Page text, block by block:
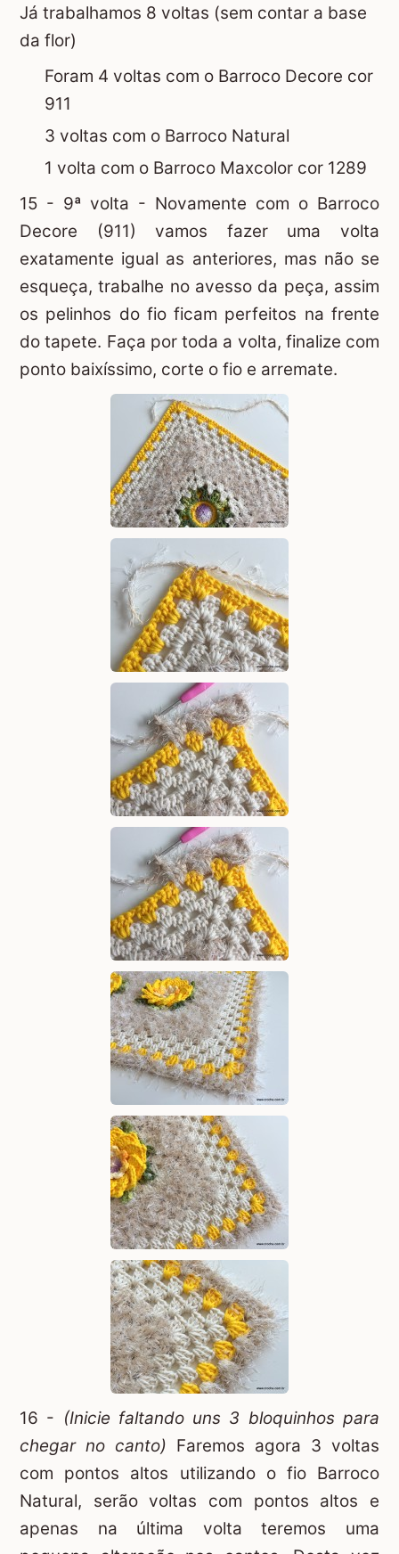
Já trabalhamos 8 voltas (sem contar a base
da flor)
Foram 4 voltas com o Barroco Decore cor
911
3 voltas com o Barroco Natural
1 volta com o Barroco Maxcolor cor 1289
15 - 9ª volta - Novamente com o Barroco
Decore (911) vamos fazer uma volta
exatamente igual as anteriores, mas não se
esqueça, trabalhe no avesso da peça, assim
os pelinhos do fio ficam perfeitos na frente
do tapete. Faça por toda a volta, finalize com
ponto baixíssimo, corte o fio e arremate.
16 - (Inicie faltando uns 3 bloquinhos para
chegar no canto) Faremos agora 3 voltas
com pontos altos utilizando o fio Barroco
Natural, serão voltas com pontos altos e
apenas na última volta teremos uma